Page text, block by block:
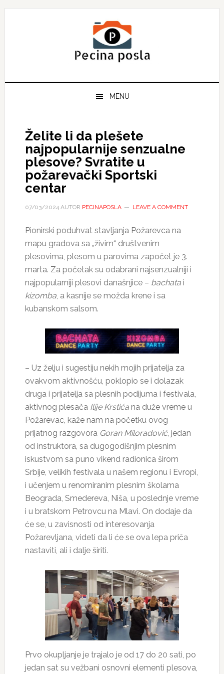
Skip
Skip
Skip
MENU
Želite li da plešete
najpopularnije senzualne
plesove? Svratite u
požarevački Sportski
centar
07/03/2024AUTOR PECINAPOSLA LEAVE A COMMENT
Pionirski poduhvat stavljanja Požarevca na
mapu gradova sa „živim“ društvenim
plesovima, plesom u parovima započet je 3.
marta. Za početak su odabrani najsenzualniji i
najpopularniji plesovi današnjice – bachatai
kizomba, a kasnije se možda krene i sa
kubanskom salsom.
– Uz želju i sugestiju nekih mojih prijatelja za
ovakvom aktivnošću, poklopio se i dolazak
druga i prijatelja sa plesnih podijuma i festivala,
aktivnog plesača Ilije Krstićana duže vreme u
Požarevac, kaže nam na početku ovog
prijatnog razgovora Goran Miloradović, jedan
od instruktora, sa dugogodišnjim plesnim
iskustvom sa puno vikend radionica širom
Srbije, velikih festivala u našem regionu i Evropi,
i učenjem u renomiranim plesnim školama
Beograda, Smedereva, Niša, u poslednje vreme
i u bratskom Petrovcu na Mlavi. On dodaje da
će se, u zavisnosti od interesovanja
Požarevljana, videti da li će se ova lepa priča
nastaviti, ali i dalje širiti.
Prvo okupljanje je trajalo je od 17 do 20 sati, po
jedan sat su vežbani osnovni elementi plesova,